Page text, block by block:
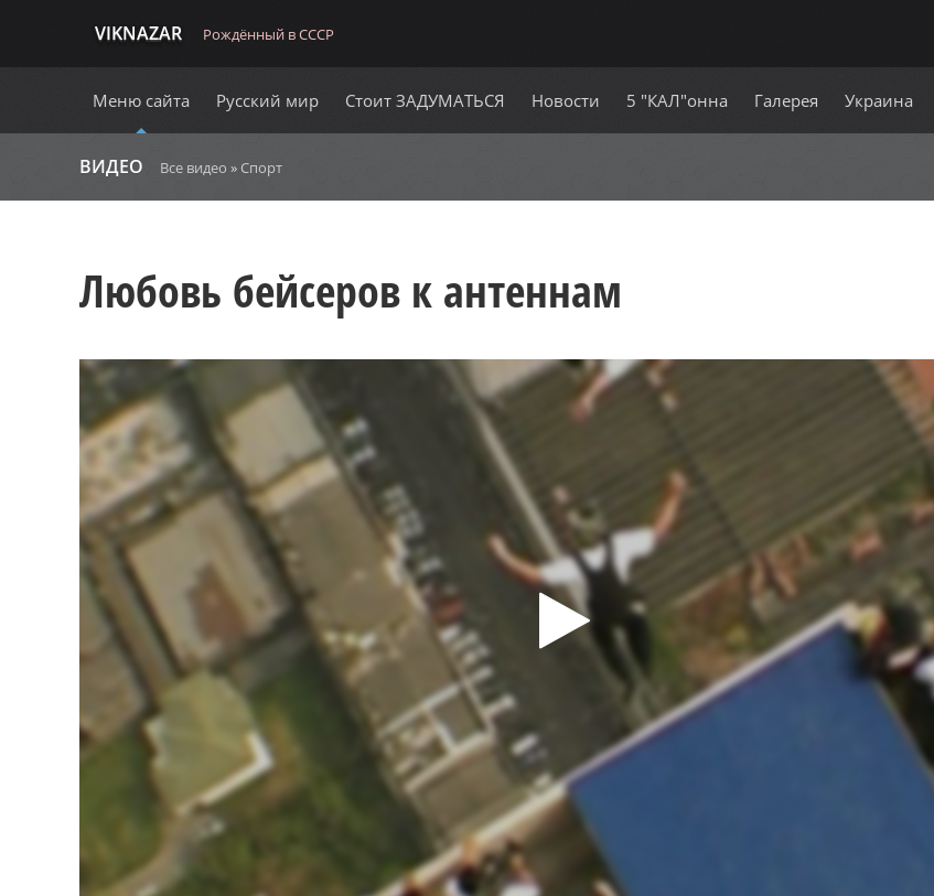
VIKNAZAR Рождённый в СССР
Меню сайта Русский мир Стоит ЗАДУМАТЬСЯ Новости 5 "КАЛ"онна Галерея Украина
ВИДЕО Все видео » Спорт
Любовь бейсеров к антеннам